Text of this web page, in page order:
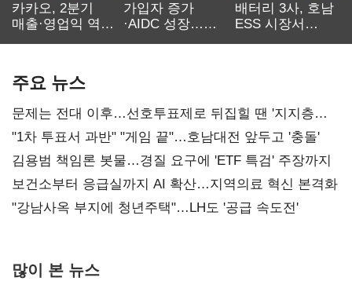
카카오, 2분기
매출·영업익 역대
가입자 증가
·AIDC 성장…
배터리 3사, 호남
ESS 시장서
주요 뉴스
문제는 전대 이후…선호투표제로 뒤집힐 땐 '지지층
불복'
"1차 투표서 과반" "게임 끝"…호남대전 앞두고 '충돌'
김용범 책임론 봇물…경질 요구에 'ETF 특검' 주장까지
보건소부터 응급실까지 AI 확산…지역의료 혁신 본격화
"강남사옥 부지에 청년주택"…LH도 '공급 속도전'
많이 본 뉴스